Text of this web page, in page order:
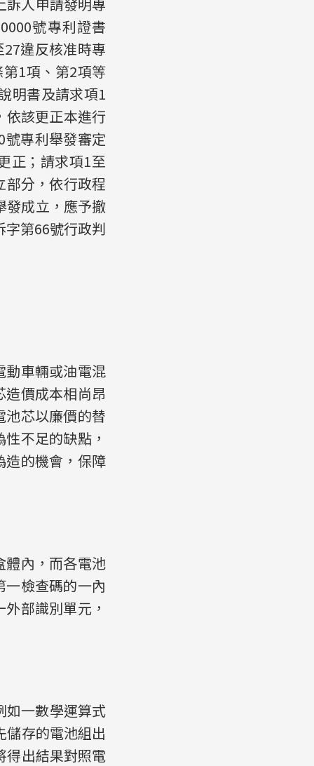
號專利證書
違反核准時專
1項、第2項等
明書及請求項1
依該更正本進行
號專利舉發審定
正；請求項1至
分，依行政程
發成立，應予撤
第66號行政判
動車輛或油電混
價成本相尚昂
芯以廉價的替
不足的缺點，
造的機會，保障
體內，而各電池
檢查碼的一內
部識別單元，
如一數學運算式
儲存的電池組出
得出結果對照電